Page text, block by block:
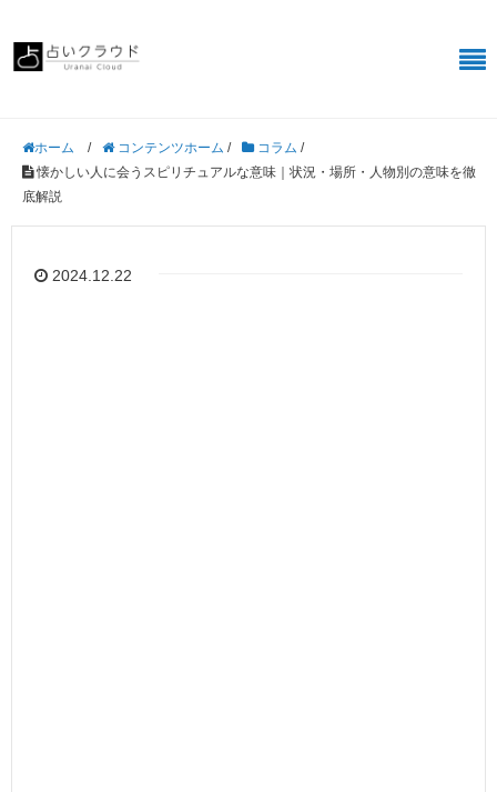
ホーム / コンテンツホーム / コラム /
懐かしい人に会うスピリチュアルな意味｜状況・場所・人物別の意味を徹
底解説
2024.12.22